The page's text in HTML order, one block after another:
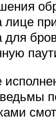
лице
для